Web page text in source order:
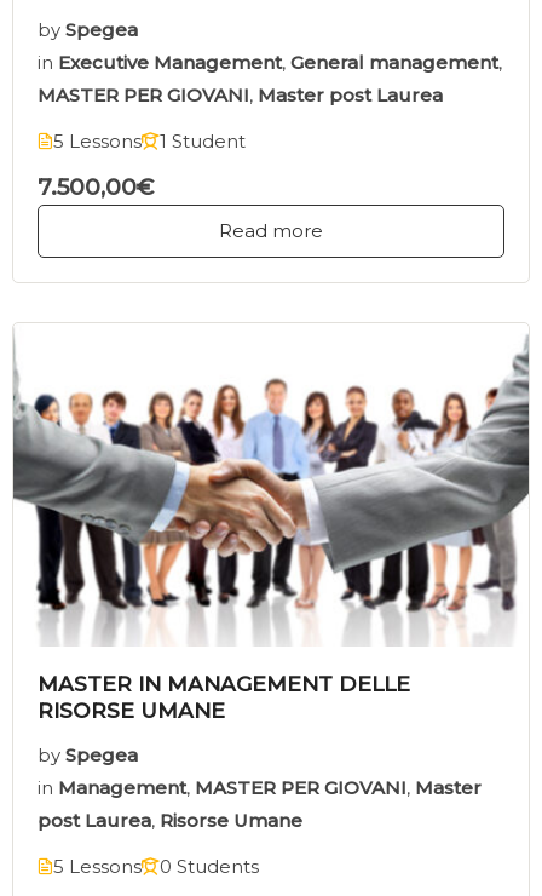
by Spegea
in Executive Management, General management,
MASTER PER GIOVANI, Master post Laurea
5 Lessons
1 Student
7.500,00€
Read more
MASTER IN MANAGEMENT DELLE
RISORSE UMANE
by Spegea
in Management, MASTER PER GIOVANI, Master
post Laurea, Risorse Umane
5 Lessons
0 Students